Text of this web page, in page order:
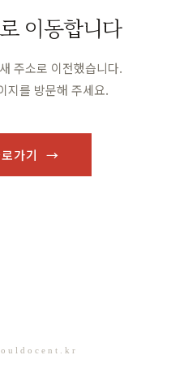
이동합니다
주소로 이전했습니다.
지를 방문해 주세요.
로가기 →